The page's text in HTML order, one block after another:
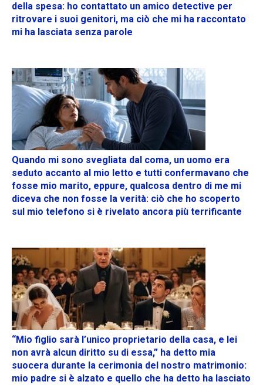
della spesa: ho contattato un amico detective per
ritrovare i suoi genitori, ma ciò che mi ha raccontato
mi ha lasciata senza parole
Quando mi sono svegliata dal coma, un uomo era
seduto accanto al mio letto e tutti confermavano che
fosse mio marito, eppure, qualcosa dentro di me mi
diceva che non fosse la verità: ciò che ho scoperto
sul mio telefono si è rivelato ancora più terrificante
“Mio figlio sarà l’unico proprietario della casa, e lei
non avrà alcun diritto su di essa,” ha detto mia
suocera durante la cerimonia del nostro matrimonio:
mio padre si è alzato e quello che ha detto ha lasciato